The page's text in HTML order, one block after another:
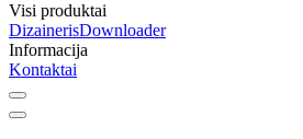
Visi produktai
DizainerisDownloader
Informacija
Kontaktai